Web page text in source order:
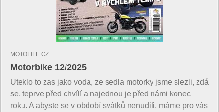
MOTOLIFE.CZ
Motorbike 12/2025
Uteklo to zas jako voda, ze sedla motorky jsme slezli, zdá
se, teprve před chvílí a najednou je před námi konec
roku. A abyste se v období svátků nenudili, máme pro vás